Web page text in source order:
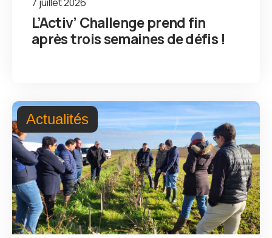
L’Activ’ Challenge prend fin
après trois semaines de défis !
Actualités